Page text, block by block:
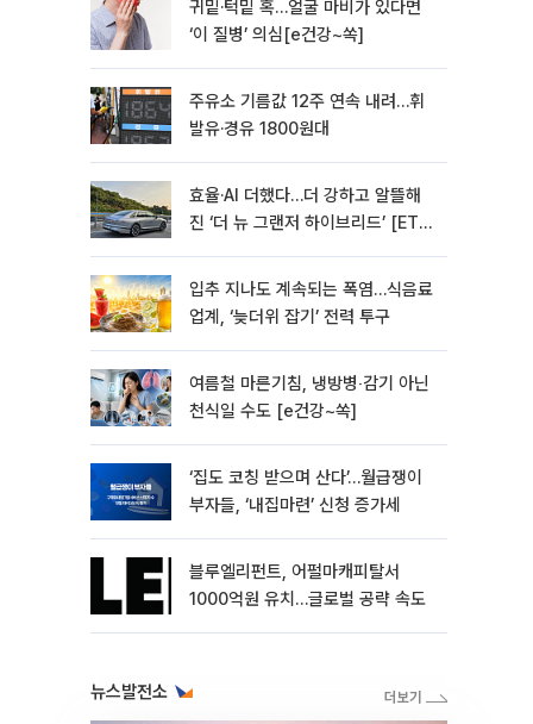
귀밑·턱밑 혹…얼굴 마비가 있다면
‘이 질병’ 의심[e건강~쏙]
주유소 기름값 12주 연속 내려…휘
발유·경유 1800원대
효율·AI 더했다…더 강하고 알뜰해
진 ‘더 뉴 그랜저 하이브리드’ [ET의
입추 지나도 계속되는 폭염…식음료
업계, ‘늦더위 잡기’ 전력 투구
여름철 마른기침, 냉방병‧감기 아닌
천식일 수도 [e건강~쏙]
‘집도 코칭 받으며 산다’…월급쟁이
부자들, ‘내집마련’ 신청 증가세
블루엘리펀트, 어펄마캐피탈서
1000억원 유치…글로벌 공략 속도
뉴스발전소